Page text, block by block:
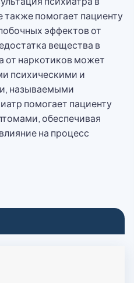
также помогает пациенту
эффектов от
вещества в
от наркотиков может
психическими и
называемыми
помогает пациенту
обеспечивая
на процесс